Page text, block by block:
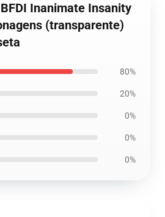
Inanimate Insanity
(transparente)
80%
20%
0%
0%
0%